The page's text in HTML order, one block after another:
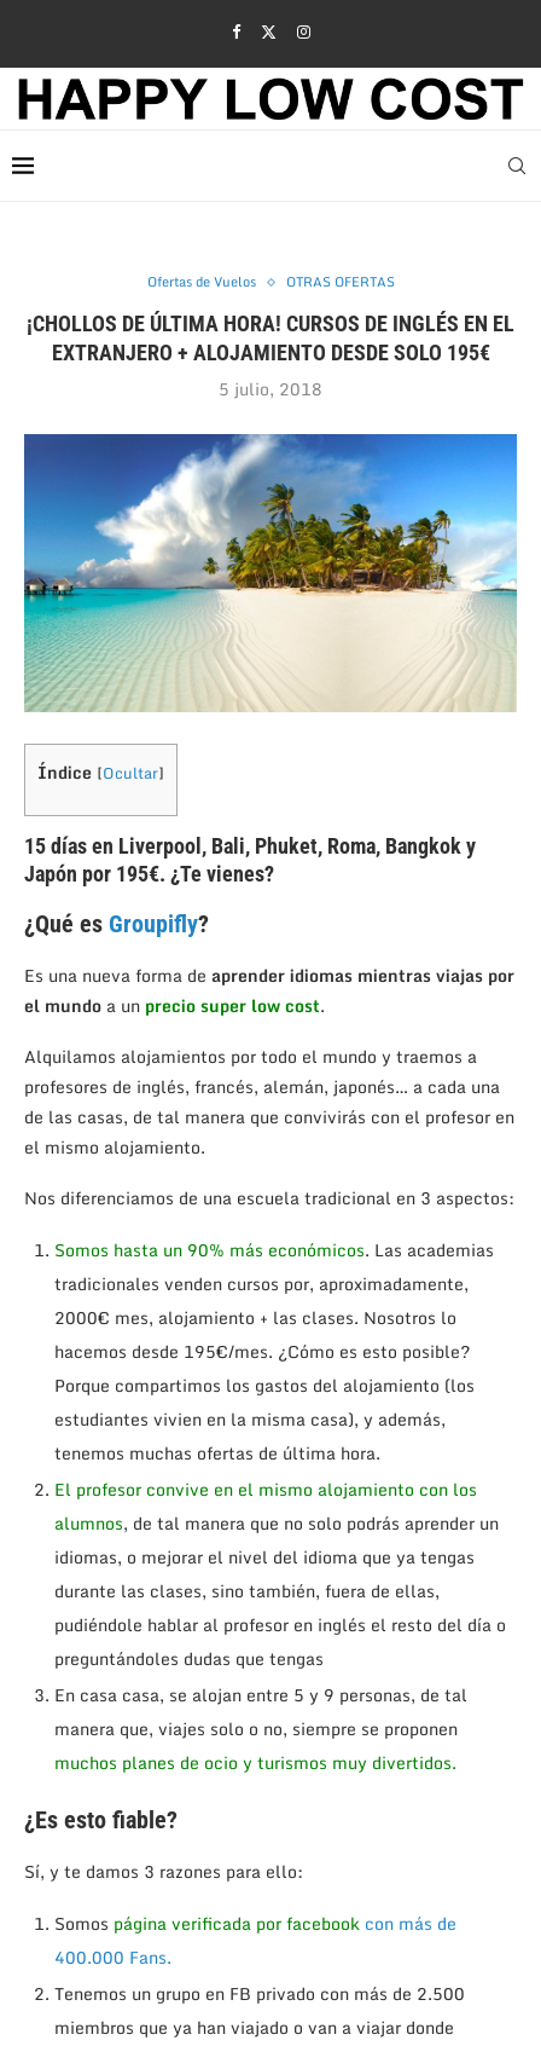
Ofertas de Vuelos OTRAS OFERTAS
¡CHOLLOS DE ÚLTIMA HORA! CURSOS DE INGLÉS EN EL
EXTRANJERO + ALOJAMIENTO DESDE SOLO 195€
5 julio, 2018
Índice [Ocultar]
15 días en Liverpool, Bali, Phuket, Roma, Bangkok y
Japón por 195€. ¿Te vienes?
¿Qué es Groupifly?
Es una nueva forma de aprender idiomas mientras viajas por
el mundo a un precio super low cost.
Alquilamos alojamientos por todo el mundo y traemos a
profesores de inglés, francés, alemán, japonés… a cada una
de las casas, de tal manera que convivirás con el profesor en
el mismo alojamiento.
Nos diferenciamos de una escuela tradicional en 3 aspectos:
Somos hasta un 90% más económicos. Las academias
tradicionales venden cursos por, aproximadamente,
2000€ mes, alojamiento + las clases. Nosotros lo
hacemos desde 195€/mes. ¿Cómo es esto posible?
Porque compartimos los gastos del alojamiento (los
estudiantes vivien en la misma casa), y además,
tenemos muchas ofertas de última hora.
El profesor convive en el mismo alojamiento con los
alumnos, de tal manera que no solo podrás aprender un
idiomas, o mejorar el nivel del idioma que ya tengas
durante las clases, sino también, fuera de ellas,
pudiéndole hablar al profesor en inglés el resto del día o
preguntándoles dudas que tengas
En casa casa, se alojan entre 5 y 9 personas, de tal
manera que, viajes solo o no, siempre se proponen
muchos planes de ocio y turismos muy divertidos.
¿Es esto fiable?
Sí, y te damos 3 razones para ello:
Somos página verificada por facebook con más de
400.000 Fans.
Tenemos un grupo en FB privado con más de 2.500
miembros que ya han viajado o van a viajar donde